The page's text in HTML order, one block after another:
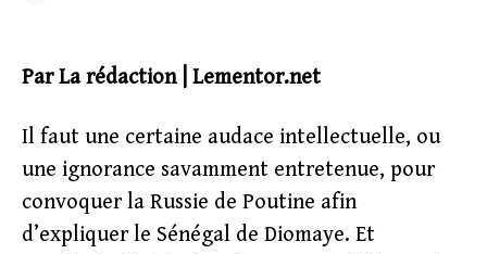
Par La rédaction | Lementor.net
Il faut une certaine audace intellectuelle, ou
une ignorance savamment entretenue, pour
convoquer la Russie de Poutine afin
d’expliquer le Sénégal de Diomaye. Et